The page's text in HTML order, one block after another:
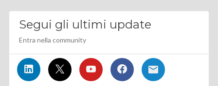
Segui gli ultimi update
Entra nella community